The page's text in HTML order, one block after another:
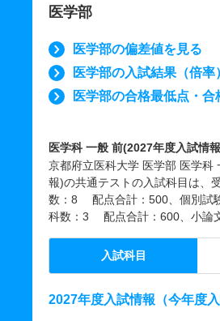
医学部
医学部の偏差値を見る
医学部の入試結果（倍率
医学部の合格最低点・合
医学科 一般 前(2027年度入試情
京都府立医科大学 医学部 医学科
報)の共通テストの入試科目は
数：8 配点合計：500、個別試
科数：3 配点合計：600、小論
入試科目
2027年度入試情報（今年度入